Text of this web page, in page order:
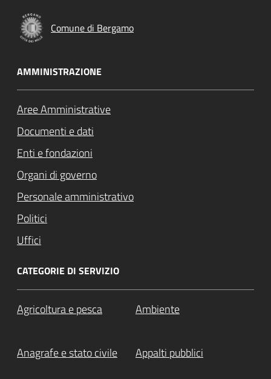
Comune di Bergamo
AMMINISTRAZIONE
Aree Amministrative
Documenti e dati
Enti e fondazioni
Organi di governo
Personale amministrativo
Politici
Uffici
CATEGORIE DI SERVIZIO
Agricoltura e pesca Ambiente
Anagrafe e stato civile Appalti pubblici